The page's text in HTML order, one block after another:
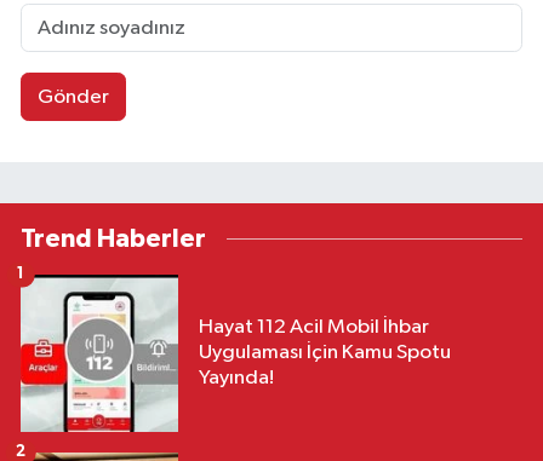
Gönder
Trend Haberler
Hayat 112 Acil Mobil İhbar
Uygulaması İçin Kamu Spotu
Yayında!
1
2